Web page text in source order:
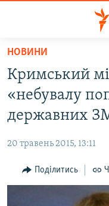
Перейти
основного
матеріалу
до
основної
навігації
Перейти
до
ВОДА.КРИМ
ВІДЕО ТА ФОТО
БЛОГИ
ПОГЛЯД
НОВИНИ
Кримський
«небувалу
державних
20 травень 2015, 13:11
Поділитись